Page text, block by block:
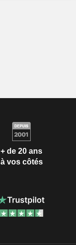
+ de 20 ans
à vos côtés